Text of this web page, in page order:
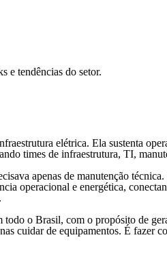
e tendências do setor.
elétrica. Ela sustenta
times de infraestrutura, TI,
apenas de manutenção
operacional e energética,
o Brasil, com o propósito de
cuidar de equipamentos. É fazer